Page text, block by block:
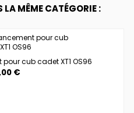
MÊME CATÉGORIE :
cub cadet XT1 OS96
€